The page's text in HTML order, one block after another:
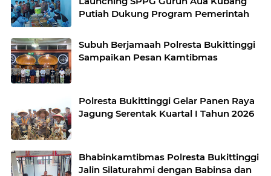
Putiah Dukung Program Pemerintah
Subuh Berjamaah Polresta Bukittinggi
Sampaikan Pesan Kamtibmas
Polresta Bukittinggi Gelar Panen Raya
Jagung Serentak Kuartal I Tahun 2026
Bhabinkamtibmas Polresta Bukittinggi
Jalin Silaturahmi dengan Babinsa dan